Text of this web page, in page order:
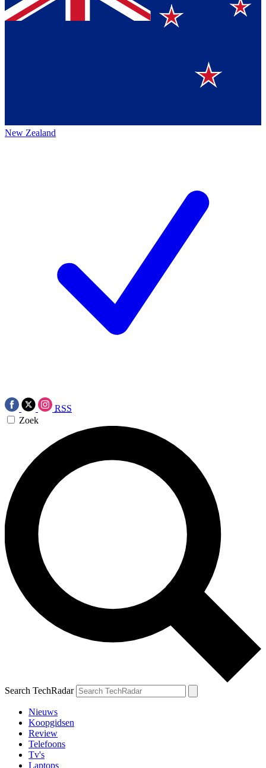
New Zealand
RSS
Zoek
Search TechRadar
Nieuws
Koopgidsen
Review
Telefoons
Tv's
Laptops